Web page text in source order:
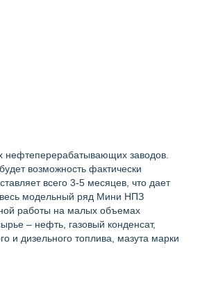
нефтеперерабатывающих заводов.
возможность фактически
всего 3-5 месяцев, что дает
модельный ряд Мини НПЗ
работы на малых объемах
– нефть, газовый конденсат,
и дизельного топлива, мазута марки